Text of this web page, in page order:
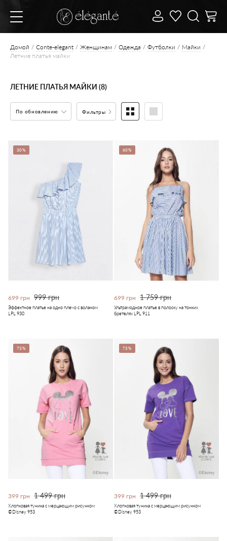
Домой Conte-elegant Женщинам Одежда Футболки
Майки
Летние платья майки
ЛЕТНИЕ ПЛАТЬЯ МАЙКИ (8)
По обновлению Фильтры
30%
699 грн 999 грн
Эффектное платье на одно плечо с воланом
LPL 930
60%
699 грн 1 759 грн
Ультрамодное платье в полоску на тонких
бретелях LPL 911
73%
399 грн 1 499 грн
Хлопковая туника с мерцающим рисунком
©Disney 953
73%
399 грн 1 499 грн
Хлопковая туника с мерцающим рисунком
©Disney 953